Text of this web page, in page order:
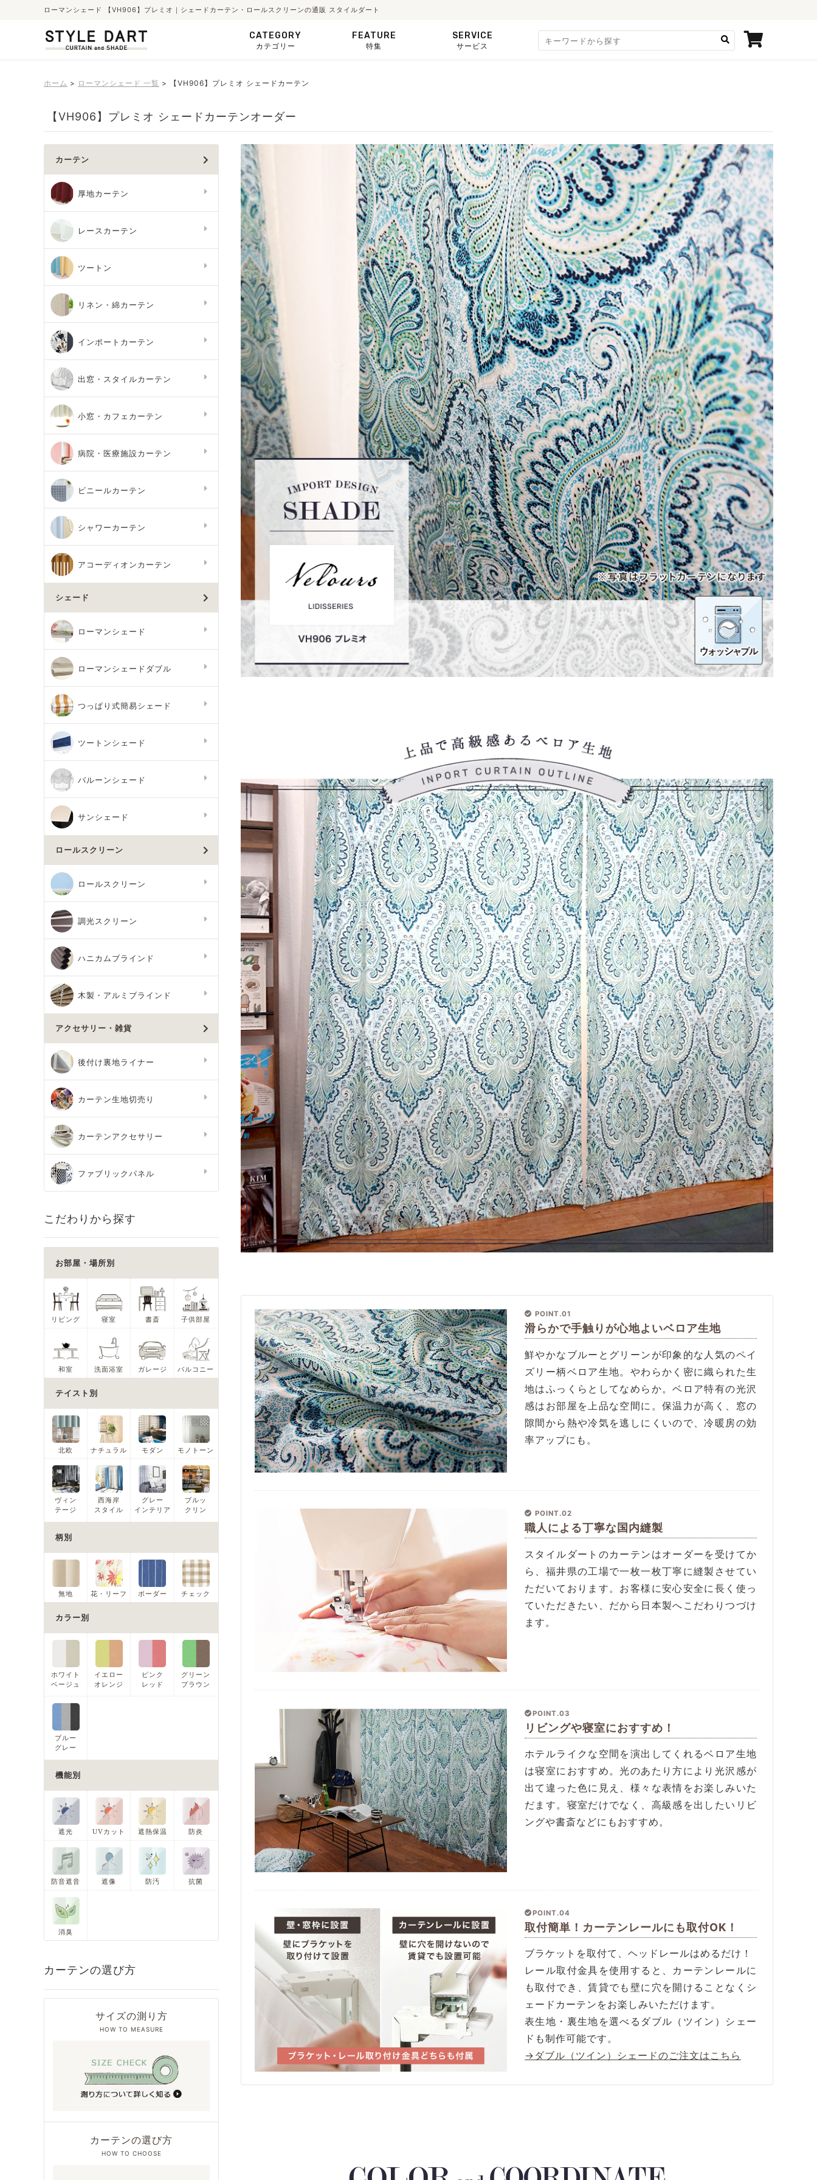
ローマンシェード 【VH906】プレミオ｜シェードカーテン・ロールスクリーンの通販 スタイルダート
CATEGORY
カテゴリー
FEATURE
特集
SERVICE
サービス
ホーム ローマンシェード 一覧 【VH906】プレミオ シェードカーテン
【VH906】プレミオ シェードカーテンオーダー
POINT.01
滑らかで手触りが心地よいベロア生地
鮮やかなブルーとグリーンが印象的な人気のペイ
ズリー柄ベロア生地。やわらかく密に織られた生
地はふっくらとしてなめらか。ベロア特有の光沢
感はお部屋を上品な空間に。保温力が高く、窓の
隙間から熱や冷気を逃しにくいので、冷暖房の効
率アップにも。
POINT.02
職人による丁寧な国内縫製
スタイルダートのカーテンはオーダーを受けてか
ら、福井県の工場で一枚一枚丁寧に縫製させてい
ただいております。お客様に安心安全に長く使っ
ていただきたい、だから日本製へこだわりつづけ
ます。
POINT.03
リビングや寝室におすすめ！
ホテルライクな空間を演出してくれるベロア生地
は寝室におすすめ。光のあたり方により光沢感が
出て違った色に見え、様々な表情をお楽しみいた
だます。寝室だけでなく、高級感を出したいリビ
ングや書斎などにもおすすめ。
POINT.04
取付簡単！カーテンレールにも取付OK！
ブラケットを取付て、ヘッドレールはめるだけ！
レール取付金具を使用すると、カーテンレールに
も取付でき、賃貸でも壁に穴を開けることなくシ
ェードカーテンをお楽しみいただけます。
表生地・裏生地を選べるダブル（ツイン）シェー
ドも制作可能です。
→ダブル（ツイン）シェードのご注文はこちら
カーテン
厚地カーテン
レースカーテン
ツートン
リネン・綿カーテン
インポートカーテン
出窓・スタイルカーテン
小窓・カフェカーテン
病院・医療施設カーテン
ビニールカーテン
シャワーカーテン
アコーディオンカーテン
シェード
ローマンシェード
ローマンシェードダブル
つっぱり式簡易シェード
ツートンシェード
バルーンシェード
サンシェード
ロールスクリーン
ロールスクリーン
調光スクリーン
ハニカムブラインド
木製・アルミブラインド
アクセサリー・雑貨
後付け裏地ライナー
カーテン生地切売り
カーテンアクセサリー
ファブリックパネル
こだわりから探す
お部屋・場所別
リビング 寝室 書斎 子供部屋
和室 洗面浴室 ガレージ バルコニー
テイスト別
北欧 ナチュラル モダン モノトーン
ヴィン
テージ
西海岸
スタイル
グレー
インテリア
ブルッ
クリン
柄別
無地 花・リーフ ボーダー チェック
カラー別
ホワイト
ベージュ
イエロー
オレンジ
ピンク
レッド
グリーン
ブラウン
ブルー
グレー
機能別
遮光 UVカット 遮熱保温 防炎
防音遮音 遮像 防汚 抗菌
消臭
カーテンの選び方
サイズの測り方
HOW TO MEASURE
カーテンの選び方
HOW TO CHOOSE